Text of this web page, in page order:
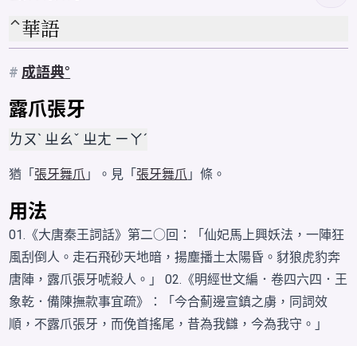
華語
# 成語典
露爪張牙
ㄌㄡˋ ㄓㄠˇ ㄓㄤ ㄧㄚˊ
猶「 張牙舞爪 」。見「 張牙舞爪 」條。
用法
01.《大唐秦王詞話》第二○回：「仙妃馬上興妖法，一陣狂
風刮倒人。走石飛砂天地暗，揚塵播土太陽昏。豺狼虎豹奔
唐陣，露爪張牙唬殺人。」 02.《明經世文編．卷四六四．王
象乾．備陳撫款事宜疏》：「今合薊邊宣鎮之虜，同詞效
順，不露爪張牙，而俛首搖尾，昔為我讎，今為我守。」